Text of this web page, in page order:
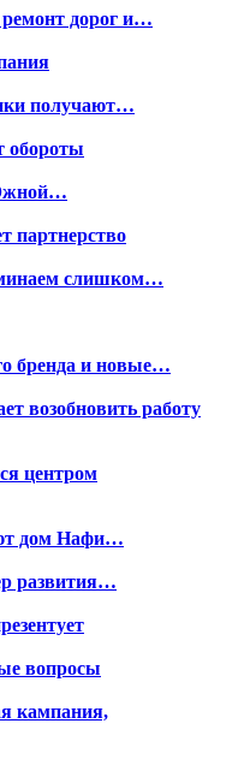
ремонт дорог и…
получают…
обороты
партнерство
слишком…
бренда и новые…
возобновить работу
центром
дом Нафи…
развития…
вопросы
кампания,